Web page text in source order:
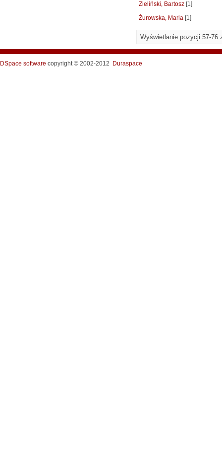
Zieliński, Bartosz [1]
Żurowska, Maria [1]
Wyświetlanie pozycji 57-76
DSpace software copyright © 2002-2012 Duraspace